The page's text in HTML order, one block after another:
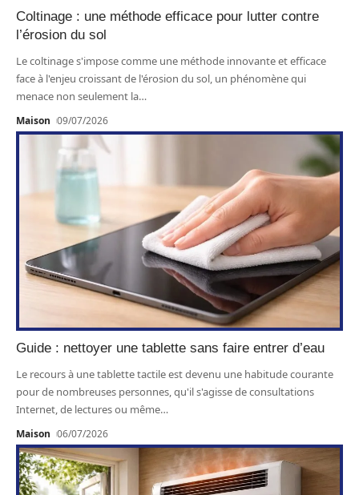
Coltinage : une méthode efficace pour lutter contre
l’érosion du sol
Le coltinage s'impose comme une méthode innovante et efficace
face à l'enjeu croissant de l'érosion du sol, un phénomène qui
menace non seulement la…
Maison 09/07/2026
Guide : nettoyer une tablette sans faire entrer d’eau
Le recours à une tablette tactile est devenu une habitude courante
pour de nombreuses personnes, qu'il s'agisse de consultations
Internet, de lectures ou même…
Maison 06/07/2026